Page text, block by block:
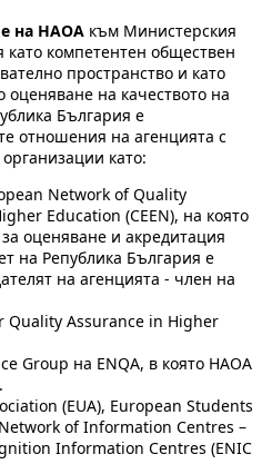
на НАОА към Министерския
компетентен обществен
пространство и като
на качеството на
България е
отношения на агенцията с
като:
Network of Quality
Education (CEEN), на която
оценяване и акредитация
на Република България е
на агенцията - член на
Quality Assurance in Higher
Group на ENQA, в която НАОА
(EUA), European Students
of Information Centres –
Information Centres (ENIC